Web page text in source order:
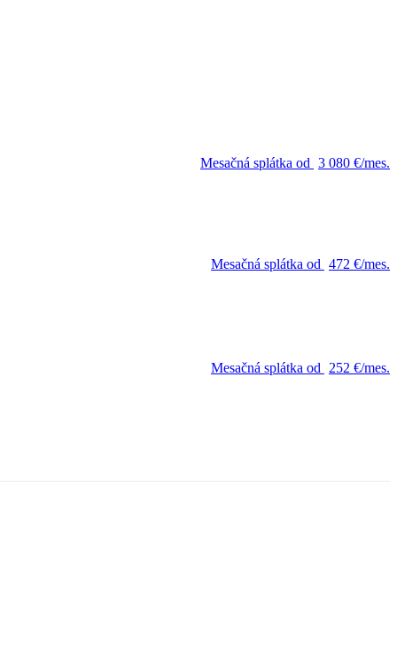
Mesačná splátka od 3 080 €/mes.
Mesačná splátka od 472 €/mes.
Mesačná splátka od
252 €/mes.